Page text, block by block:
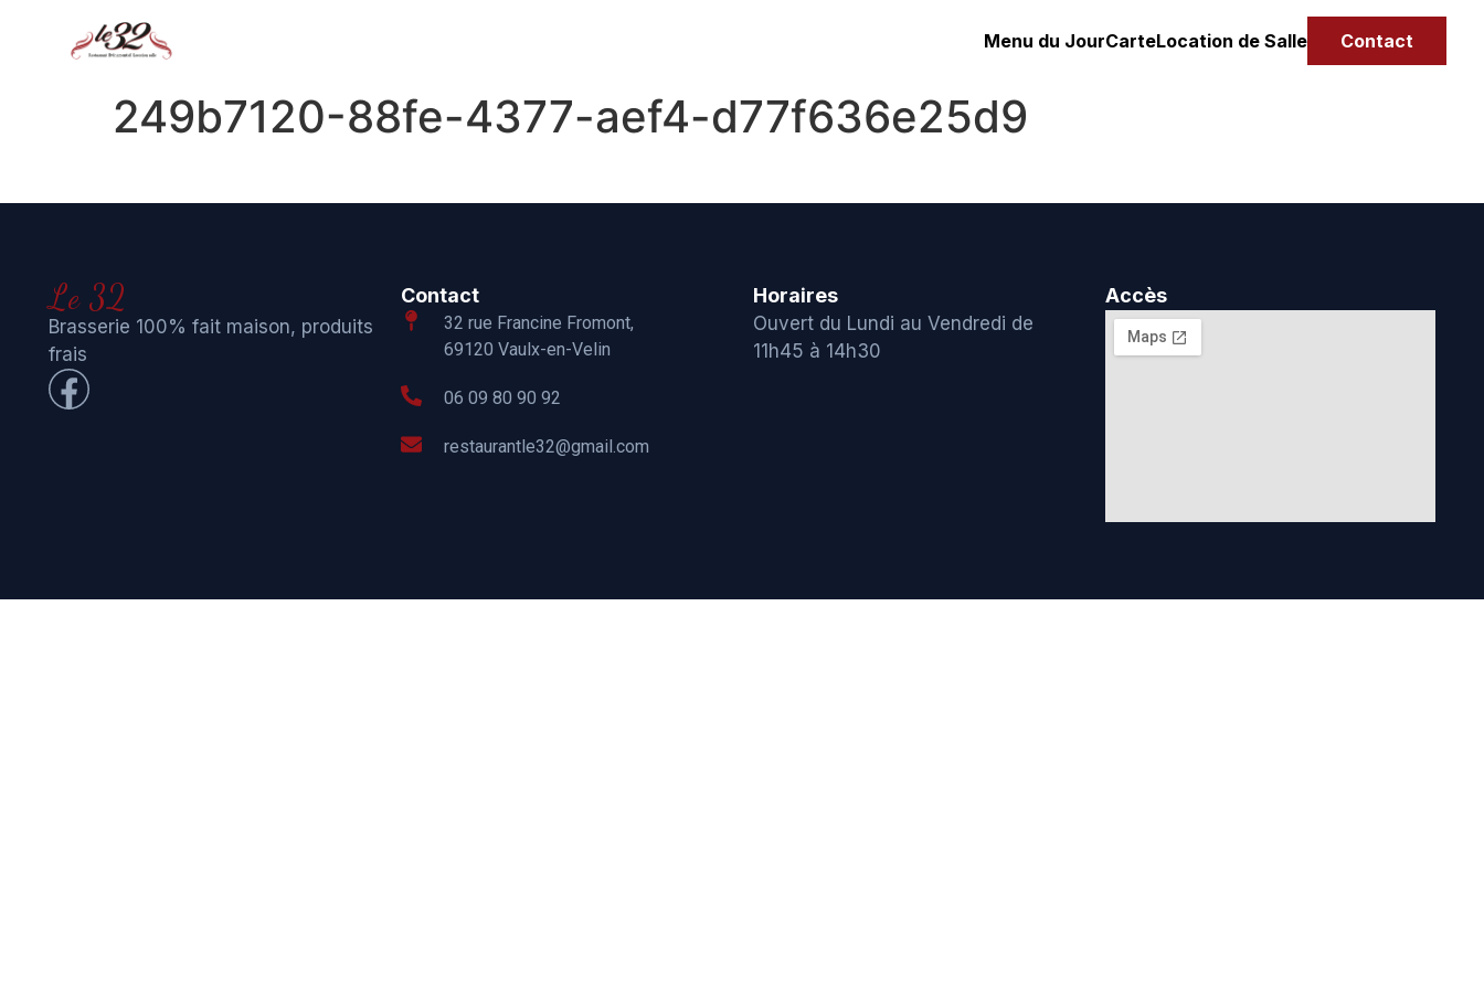
Menu du JourCarteLocation de Salle Contact
249b7120-88fe-4377-aef4-d77f636e25d9
Le 32
Brasserie 100% fait maison, produits
frais
Contact
32 rue Francine Fromont,
69120 Vaulx-en-Velin
06 09 80 90 92
restaurantle32@gmail.com
Horaires
Ouvert du Lundi au Vendredi de
11h45 à 14h30
Accès